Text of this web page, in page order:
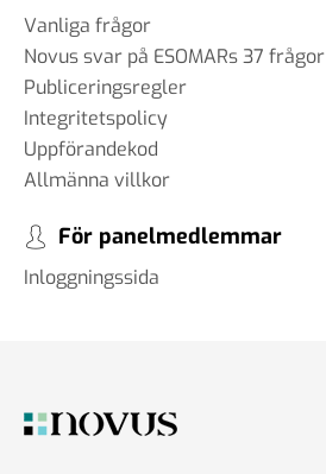
Vanliga frågor
Novus svar på ESOMARs 37 frågor
Publiceringsregler
Integritetspolicy
Uppförandekod
Allmänna villkor
För panelmedlemmar
Inloggningssida